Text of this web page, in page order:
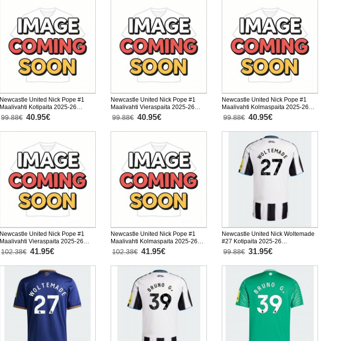
Newcastle United Nick Pope #1
Maalivahti Kotipaita 2025-26
Lyhythihainen
99.88€ 40.95€
Newcastle United Nick Pope #1
Maalivahti Vieraspaita 2025-26
Lyhythihainen
99.88€ 40.95€
Newcastle United Nick Pope #1
Maalivahti Kolmaspaita 2025-26
Lyhythihainen
99.88€ 40.95€
Newcastle United Nick Pope #1
Maalivahti Vieraspaita 2025-26
Pitkähihainen
102.38€ 41.95€
Newcastle United Nick Pope #1
Maalivahti Kolmaspaita 2025-26
Pitkähihainen
102.38€ 41.95€
Newcastle United Nick Woltemade
#27 Kotipaita 2025-26
Lyhythihainen
99.88€ 31.95€